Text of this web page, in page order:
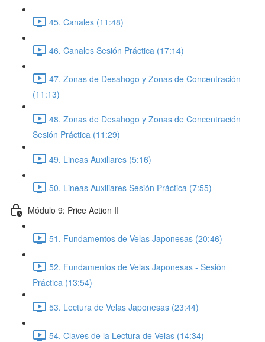
45. Canales (11:48)
46. Canales Sesión Práctica (17:14)
47. Zonas de Desahogo y Zonas de Concentración
(11:13)
48. Zonas de Desahogo y Zonas de Concentración
Sesión Práctica (11:29)
49. Lineas Auxiliares (5:16)
50. Lineas Auxiliares Sesión Práctica (7:55)
Módulo 9: Price Action II
51. Fundamentos de Velas Japonesas (20:46)
52. Fundamentos de Velas Japonesas - Sesión
Práctica (13:54)
53. Lectura de Velas Japonesas (23:44)
54. Claves de la Lectura de Velas (14:34)